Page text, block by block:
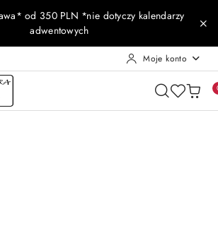
głównej
konto
głównego
produktu
od 350 PLN *nie dotyczy kalendarzy
adwentowych
Moje konto